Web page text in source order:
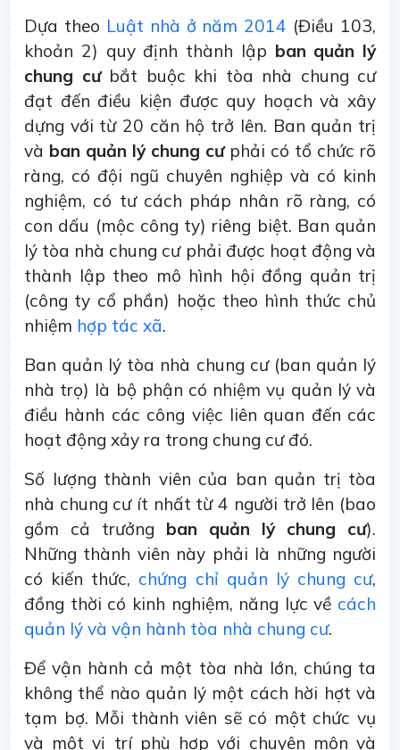
Dựa theo Luật nhà ở năm 2014 (Điều 103,
khoản 2) quy định thành lập ban quản lý
chung cưbắt buộc khi tòa nhà chung cư
đạt đến điều kiện được quy hoạch và xây
dựng với từ 20 căn hộ trở lên. Ban quản trị
và ban quản lý chung cưphải có tổ chức rõ
ràng, có đội ngũ chuyên nghiệp và có kinh
nghiệm, có tư cách pháp nhân rõ ràng, có
con dấu (mộc công ty) riêng biệt. Ban quản
lý tòa nhà chung cư phải được hoạt động và
thành lập theo mô hình hội đồng quản trị
(công ty cổ phần) hoặc theo hình thức chủ
nhiệm hợp tác xã.
Ban quản lý tòa nhà chung cư (ban quản lý
nhà trọ) là bộ phận có nhiệm vụ quản lý và
điều hành các công việc liên quan đến các
hoạt động xảy ra trong chung cư đó.
Số lượng thành viên của ban quản trị tòa
nhà chung cư ít nhất từ 4 người trở lên (bao
gồm cả trưởng ban quản lý chung cư).
Những thành viên này phải là những người
có kiến thức, chứng chỉ quản lý chung cư,
đồng thời có kinh nghiệm, năng lực về cách
quản lý và vận hành tòa nhà chung cư.
Để vận hành cả một tòa nhà lớn, chúng ta
không thể nào quản lý một cách hời hợt và
tạm bợ. Mỗi thành viên sẽ có một chức vụ
và một vị trí phù hợp với chuyên môn và